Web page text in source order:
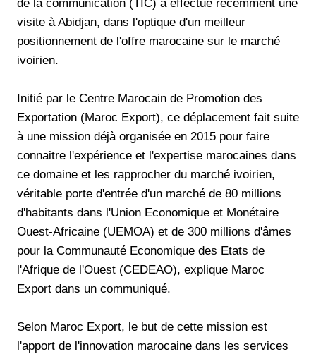
de la communication (TIC) a effectué récemment une
visite à Abidjan, dans l'optique d'un meilleur
positionnement de l'offre marocaine sur le marché
ivoirien.
Initié par le Centre Marocain de Promotion des
Exportation (Maroc Export), ce déplacement fait suite
à une mission déjà organisée en 2015 pour faire
connaitre l'expérience et l'expertise marocaines dans
ce domaine et les rapprocher du marché ivoirien,
véritable porte d'entrée d'un marché de 80 millions
d'habitants dans l'Union Economique et Monétaire
Ouest-Africaine (UEMOA) et de 300 millions d'âmes
pour la Communauté Economique des Etats de
l'Afrique de l'Ouest (CEDEAO), explique Maroc
Export dans un communiqué.
Selon Maroc Export, le but de cette mission est
l'apport de l'innovation marocaine dans les services